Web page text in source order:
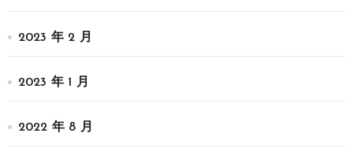
2023 年 2 月
2023 年 1 月
2022 年 8 月